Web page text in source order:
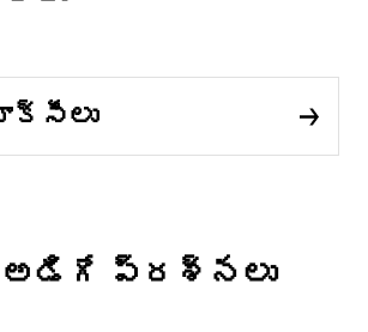
అడిగే ప్రశ్నలు